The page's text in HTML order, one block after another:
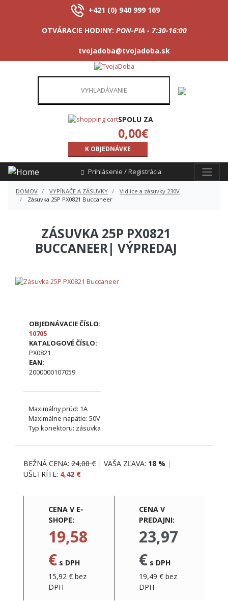
+421 (0) 940 999 169
OTVÁRACIE HODINY: PON-PIA - 7:30-16:00
tvojadoba@tvojadoba.sk
SPOLU ZA
0,00€
K OBJEDNÁVKE
Prihlásenie / Registrácia
DOMOV VYPÍNAČE A ZÁSUVKY
Vidlice a zásuvky 230V
Zásuvka 25P PX0821 Buccaneer
ZÁSUVKA 25P PX0821
BUCCANEER| VÝPREDAJ
OBJEDNÁVACIE ČÍSLO:
10705
KATALOGOVÉ ČÍSLO:
PX0821
EAN:
2000000107059
Maximálny prúd: 1A
Maximálne napätie: 50V
Typ konektoru: zásuvka
BEŽNÁ CENA: 24,00 € | VAŠA ZĽAVA: 18 % |
UŠETRÍTE: 4,42 €
CENA V E-
SHOPE:
19,58
€ s DPH
15,92 € bez
DPH
CENA V
PREDAJNI:
23,97
€ s DPH
19,49 € bez
DPH